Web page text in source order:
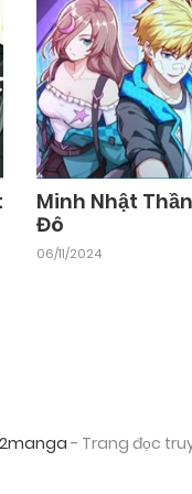
Minh Nhật Thần
Đô
06/11/2024
- Trang đọc